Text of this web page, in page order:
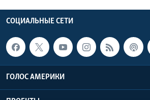
СОЦИАЛЬНЫЕ СЕТИ
ГОЛОС АМЕРИКИ